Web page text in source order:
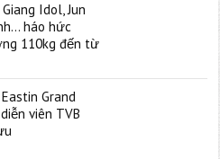
Idol, Jun
háo hức
110kg đến từ
Grand
viên TVB